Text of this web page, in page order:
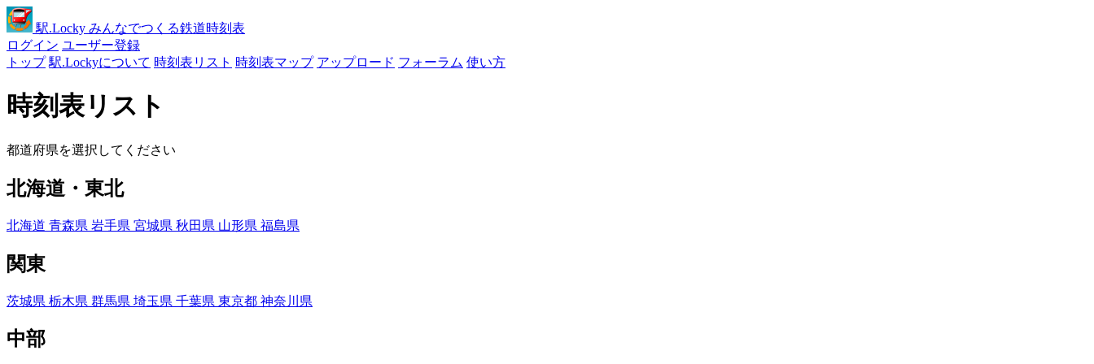
駅.Locky みんなでつくる鉄道時刻表
ログイン ユーザー登録
トップ 駅.Lockyについて 時刻表リスト 時刻表マップ アップロード フォーラム 使い方
時刻表リスト
都道府県を選択してください
北海道・東北
北海道 青森県 岩手県 宮城県 秋田県 山形県 福島県
関東
茨城県 栃木県 群馬県 埼玉県 千葉県 東京都 神奈川県
中部